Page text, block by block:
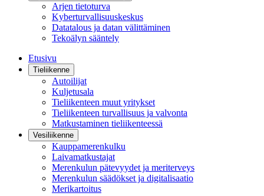
Arjen tietoturva
Kyberturvallisuuskeskus
Datatalous ja datan välittäminen
Tekoälyn sääntely
Etusivu
Tieliikenne
Autoilijat
Kuljetusala
Tieliikenteen muut yritykset
Tieliikenteen turvallisuus ja valvonta
Matkustaminen tieliikenteessä
Vesiliikenne
Kauppamerenkulku
Laivamatkustajat
Merenkulun pätevyydet ja meriterveys
Merenkulun säädökset ja digitalisaatio
Merikartoitus